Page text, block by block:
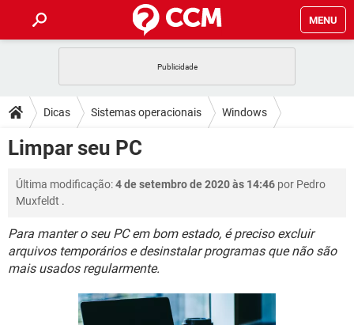
MENU
CELULAR FACEBOOK
OUTLOOK
GUIA DE COMPRAS
DICAS
JOGOS WHATSAPP
CELULAR
OUTLOOK EXCEL
GUIA DE COMPRAS
DOWNLOADS
CELULAR
INSTAGRAM GMAIL
GUIA DE COMPRAS
FÓRUM
CELULAR FACEBOOK
OUTLOOK
GMAIL
GUIA DE COMPRAS
JOGOS WHATSAPP
EXCEL
Dicas Sistemas operacionais Windows
Limpar seu PC
Última modificação:4 de setembro de 2020 às 14:46 por Pedro
Muxfeldt .
Para manter o seu PC em bom estado, é preciso excluir
arquivos temporários e desinstalar programas que não são
mais usados regularmente.